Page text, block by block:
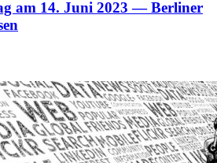
am 14. Juni 2023 — Berliner